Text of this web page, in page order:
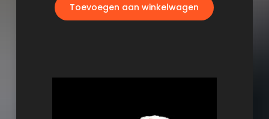
Toevoegen aan winkelwagen